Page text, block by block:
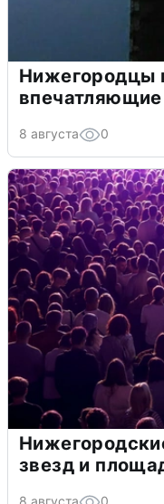
Нижегородцы
8 августа 0
звезд и
8 августа 0